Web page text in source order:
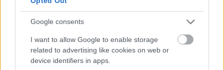
Google consents
I want to allow Google to enable storage
related to advertising like cookies on web or
device identifiers in apps.
akár egy biofegyver ellenszerének alapanyaga is lehet)
de akár egészen extrém, ezoterikus teóriák
felállítása is lehetséges. Lehet, hogy tényleg Stamets
hadnagy kezében lesz a háború befejezésének
kulcsa?